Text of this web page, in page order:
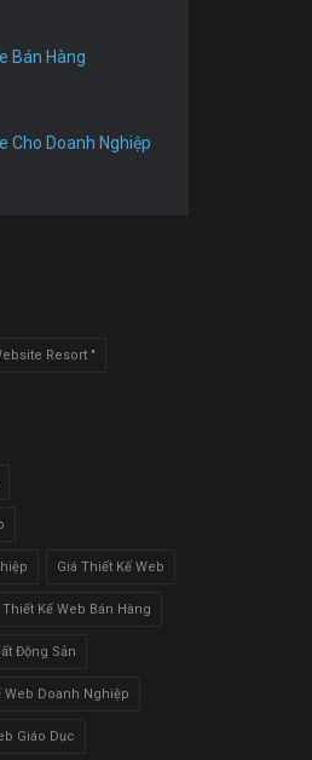
Bán Hàng
Cho Doanh Nghiệp
Resort "
Giá Thiết Kế Web
Thiết Kế Web Bán Hàng
Động Sản
Web Doanh Nghiệp
Giáo Dục